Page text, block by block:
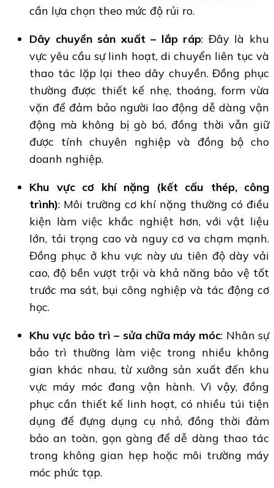
cần lựa chọn theo mức độ rủi ro.
Dây chuyền sản xuất – lắp ráp: Đây là khu
vực yêu cầu sự linh hoạt, di chuyển liên tục và
thao tác lặp lại theo dây chuyền. Đồng phục
thường được thiết kế nhẹ, thoáng, form vừa
vặn để đảm bảo người lao động dễ dàng vận
động mà không bị gò bó, đồng thời vẫn giữ
được tính chuyên nghiệp và đồng bộ cho
doanh nghiệp.
Khu vực cơ khí nặng (kết cấu thép, công
trình): Môi trường cơ khí nặng thường có điều
kiện làm việc khắc nghiệt hơn, với vật liệu
lớn, tải trọng cao và nguy cơ va chạm mạnh.
Đồng phục ở khu vực này ưu tiên độ dày vải
cao, độ bền vượt trội và khả năng bảo vệ tốt
trước ma sát, bụi công nghiệp và tác động cơ
học.
Khu vực bảo trì – sửa chữa máy móc: Nhân sự
bảo trì thường làm việc trong nhiều không
gian khác nhau, từ xưởng sản xuất đến khu
vực máy móc đang vận hành. Vì vậy, đồng
phục cần thiết kế linh hoạt, có nhiều túi tiện
dụng để đựng dụng cụ nhỏ, đồng thời đảm
bảo an toàn, gọn gàng để dễ dàng thao tác
trong không gian hẹp hoặc môi trường máy
móc phức tạp.